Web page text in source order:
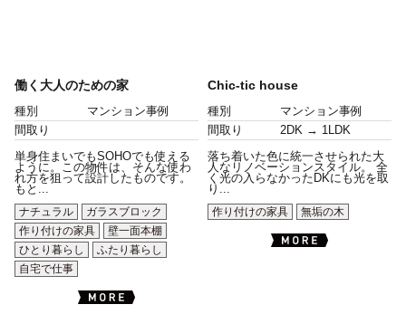
働く大人のための家
種別
マンション事例
間取り
単身住まいでもSOHOでも使える
ように。この物件は、そんな使わ
れ方を狙って設計したものです。
もと...
ナチュラル
ガラスブロック
作り付けの家具
壁一面本棚
ひとり暮らし
ふたり暮らし
自宅で仕事
Chic-tic house
種別
マンション事例
間取り
2DK → 1LDK
落ち着いた色に統一させられた大
人なリノベーションスタイル。 全
く光の入らなかったDKにも光を取
り...
作り付けの家具
無垢の木